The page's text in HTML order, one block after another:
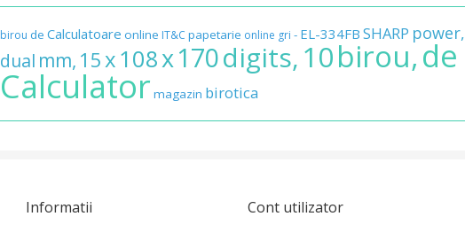
birou de Calculatoare online IT&C papetarie online gri - EL-334FB SHARP power,
dual mm, 15x108x170digits,10birou,de
Calculator magazin birotica
Informatii Cont utilizator